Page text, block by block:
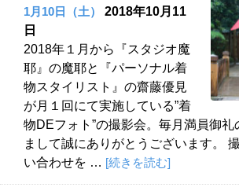
1月10日（土）
2018年10月11
日
2018年１月から『スタジオ魔
耶』の魔耶と『パーソナル着
物スタイリスト』の齋藤優見
が月１回にて実施している”着
物DEフォト”の撮影会。毎月満員御礼
まして誠にありがとうございます。
い合わせを … [続きを読む]